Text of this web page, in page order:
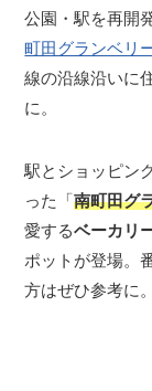
公園・駅を再開
町田グランベリ
線の沿線沿いに
に。
駅とショッピン
った「南町田グ
愛するベーカリ
ポットが登場。
方はぜひ参考に。